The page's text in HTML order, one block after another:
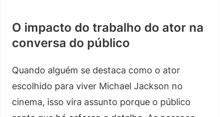
O impacto do trabalho do ator na
conversa do público
Quando alguém se destaca como o ator
escolhido para viver Michael Jackson no
cinema, isso vira assunto porque o público